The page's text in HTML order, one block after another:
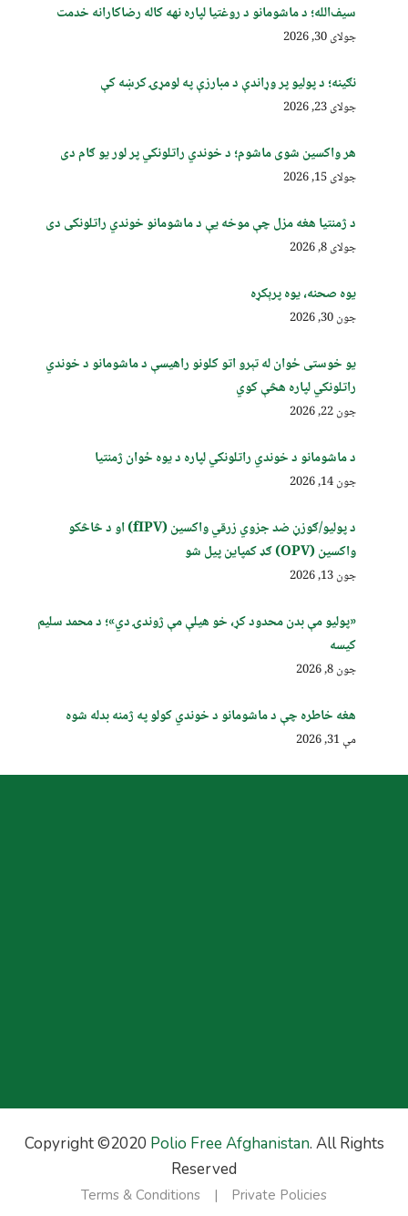
سیف‌الله؛ د ماشومانو د روغتیا لپاره نهه کاله رضاکارانه خدمت
جولای 30, 2026
نګینه؛ د پولیو پر وړاندې د مبارزې په لومړۍ کرښه کې
جولای 23, 2026
هر واکسین شوی ماشوم؛ د خوندي راتلونکي پر لور یو ګام دی
جولای 15, 2026
د ژمنتیا هغه مزل چې موخه یې د ماشومانو خوندي راتلونکی دی
جولای 8, 2026
یوه صحنه، یوه پرېکړه
جون 30, 2026
یو خوستی ځوان له تېرو اتو کلونو راهیسې د ماشومانو د خوندي
راتلونکي لپاره هڅې کوي
جون 22, 2026
د ماشومانو د خوندي راتلونکي لپاره د یوه ځوان ژمنتیا
جون 14, 2026
د پولیو/ګوزڼ ضد جزوي زرقي واکسین (fIPV) او د څاڅکو
واکسین (OPV) ګډ کمپاین پيل شو
جون 13, 2026
«پولیو مې بدن محدود کړ، خو هیلې مې ژوندۍ دي»؛ د محمد سلیم
کیسه
جون 8, 2026
هغه خاطره چې د ماشومانو د خوندي کولو په ژمنه بدله شوه
مې 31, 2026
Copyright ©2020 Polio Free Afghanistan. All Rights
Reserved
Private Policies
Terms & Conditions